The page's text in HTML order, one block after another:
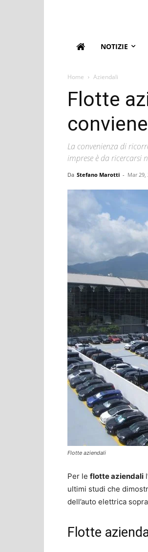
NOTIZIE
Home Aziendali
Flotte
La convenienza di
imprese è da ricercarsi
Da Stefano Marotti - Mar 29,
Flotte aziendali
Per le flotte aziendali
ultimi studi che
dell’auto elettrica
Flotte